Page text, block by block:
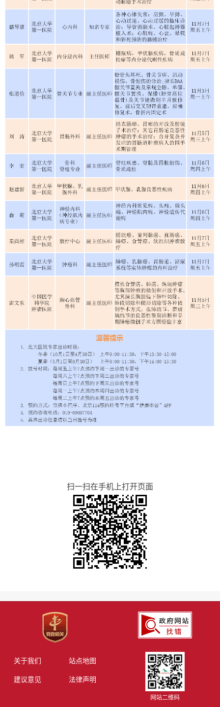
扫一扫在手机上打开页面
关于我们 站点地图
建议意见 法律声明
网站二维码